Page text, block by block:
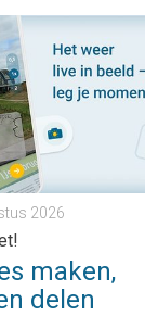
momenten
2026
maken,
delen